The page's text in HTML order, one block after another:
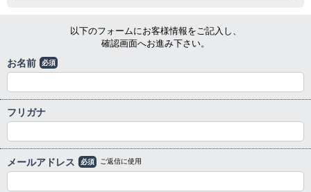
以下のフォームにお客様情報をご記入し、
確認画面へお進み下さい。
お名前 必須
フリガナ
メールアドレス 必須 ご返信に使用